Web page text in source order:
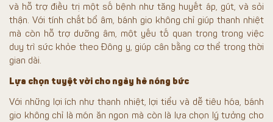
và hỗ trợ điều trị một số bệnh như tăng huyết áp, gút, và sỏi
thận. Với tính chất bổ âm, bánh gio không chỉ giúp thanh nhiệt
mà còn hỗ trợ dưỡng âm, một yếu tố quan trọng trong việc
duy trì sức khỏe theo Đông y, giúp cân bằng cơ thể trong thời
gian dài.
Lựa chọn tuyệt vời cho ngày hè nóng bức
Với những lợi ích như thanh nhiệt, lợi tiểu và dễ tiêu hóa, bánh
gio không chỉ là món ăn ngon mà còn là lựa chọn lý tưởng cho